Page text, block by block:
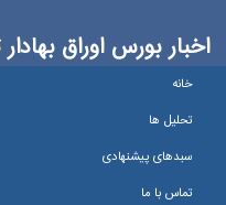
اخبار بورس اوراق بهادار
خانه
تحلیل ها
سبدهای پیشنهادی
تماس با ما